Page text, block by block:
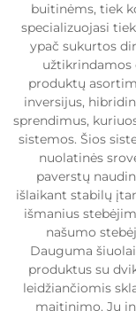
buitinėms, tiek
specializuojasi
ypač sukurtos
užtikrindamos
produktų
inversijus,
sprendimus,
sistemos. Šios
nuolatinės
paverstų
išlaikant stabilų
išmanius
našumo
Dauguma
produktus su
leidžiančiomis
maitinimo. Jų